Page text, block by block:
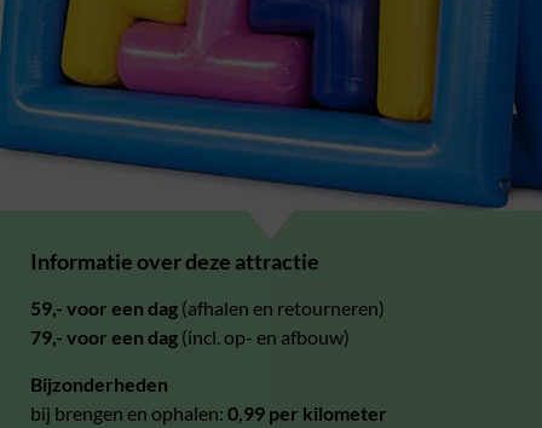
Informatie over deze attractie
59,- voor een dag (afhalen en retourneren)
79,- voor een dag (incl. op- en afbouw)
Bijzonderheden
bij brengen en ophalen: 0,99 per kilometer